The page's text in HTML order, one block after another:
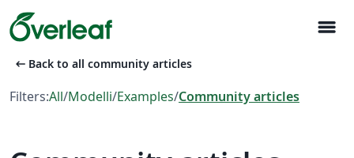
menu
arrow_left_alt Back to all community articles
Filters:All/Modelli/Examples/Community articles